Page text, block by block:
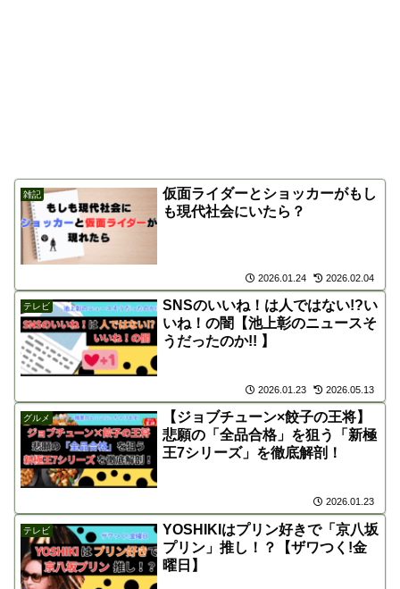
雑記
仮面ライダーとショッカーがもし
も現代社会にいたら？
2026.01.24 2026.02.04
テレビ
SNSのいいね！は人ではない!?い
いね！の闇【池上彰のニュースそ
うだったのか!! 】
2026.01.23 2026.05.13
グルメ
【ジョブチューン×餃子の王将】
悲願の「全品合格」を狙う「新極
王7シリーズ」を徹底解剖！
2026.01.23
テレビ
YOSHIKIはプリン好きで「京八坂
プリン」推し！？【ザワつく!金
曜日】